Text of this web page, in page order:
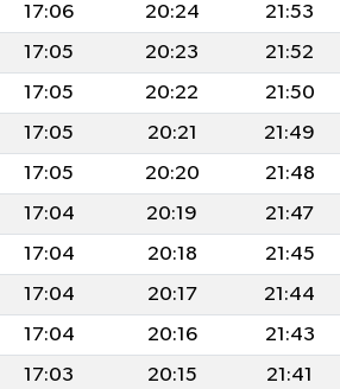
17:06 20:24
21:53
17:05 20:23
21:52
17:05 20:22
21:50
17:05 20:21
21:49
17:05 20:20
21:48
17:04 20:19
21:47
17:04 20:18
21:45
17:04 20:17
21:44
17:04 20:16
21:43
17:03 20:15
21:41